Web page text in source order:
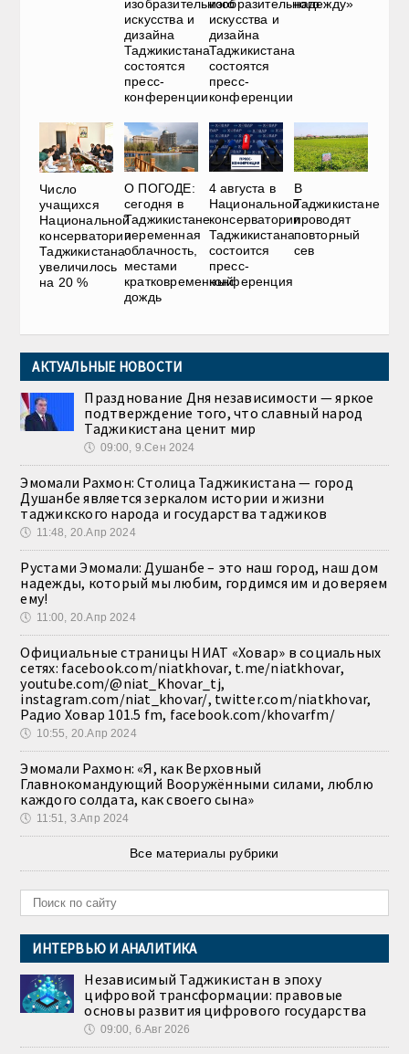
изобразительного
искусства и
дизайна
Таджикистана
состоятся
пресс-
конференции
изобразительного
искусства и
дизайна
Таджикистана
состоятся
пресс-
конференции
надежду»
Число
учащихся
Национальной
консерватории
Таджикистана
увеличилось
на 20 %
О ПОГОДЕ:
сегодня в
Таджикистане
переменная
облачность,
местами
кратковременный
дождь
4 августа в
Национальной
консерватории
Таджикистана
состоится
пресс-
конференция
В
Таджикистане
проводят
повторный
сев
АКТУАЛЬНЫЕ НОВОСТИ
Празднование Дня независимости — яркое
подтверждение того, что славный народ
Таджикистана ценит мир
🕔 09:00, 9.Сен 2024
Эмомали Рахмон: Столица Таджикистана — город
Душанбе является зеркалом истории и жизни
таджикского народа и государства таджиков
🕔 11:48, 20.Апр 2024
Рустами Эмомали: Душанбе – это наш город, наш дом
надежды, который мы любим, гордимся им и доверяем
ему!
🕔 11:00, 20.Апр 2024
Официальные страницы НИАТ «Ховар» в социальных
сетях: facebook.com/niatkhovar, t.me/niatkhovar,
youtube.com/@niat_Khovar_tj,
instagram.com/niat_khovar/, twitter.com/niatkhovar,
Радио Ховар 101.5 fm, facebook.com/khovarfm/
🕔 10:55, 20.Апр 2024
Эмомали Рахмон: «Я, как Верховный
Главнокомандующий Вооружёнными силами, люблю
каждого солдата, как своего сына»
🕔 11:51, 3.Апр 2024
Все материалы рубрики
ИНТЕРВЬЮ И АНАЛИТИКА
Независимый Таджикистан в эпоху
цифровой трансформации: правовые
основы развития цифрового государства
🕔 09:00, 6.Авг 2026